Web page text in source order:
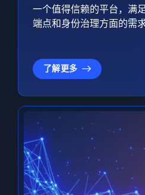
一个值得信赖的平台，满
端点和身份治理方面的需求
了解更多